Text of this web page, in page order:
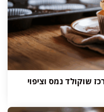
שוקולד נמס וציפוי